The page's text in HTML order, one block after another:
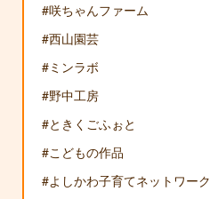
#咲ちゃんファーム
#西山園芸
#ミンラボ
#野中工房
#ときくごふぉと
#こどもの作品
#よしかわ子育てネットワーク